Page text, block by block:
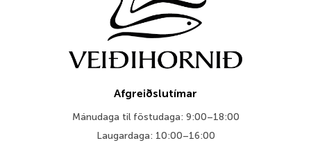
Afgreiðslutímar
Mánudaga til föstudaga: 9:00–18:00
Laugardaga: 10:00–16:00